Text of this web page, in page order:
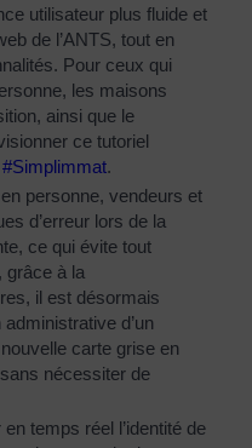
utilisateur plus fluide et
de l’ANTS, tout en
Pour ceux qui
les maisons
ainsi que le
ce tutoriel
#Simplimmat.
personne, vendeurs et
d’erreur lors de la
ce qui évite tout
grâce à la
il est désormais
d’un
carte grise en
nécessiter de
temps réel l’identité de